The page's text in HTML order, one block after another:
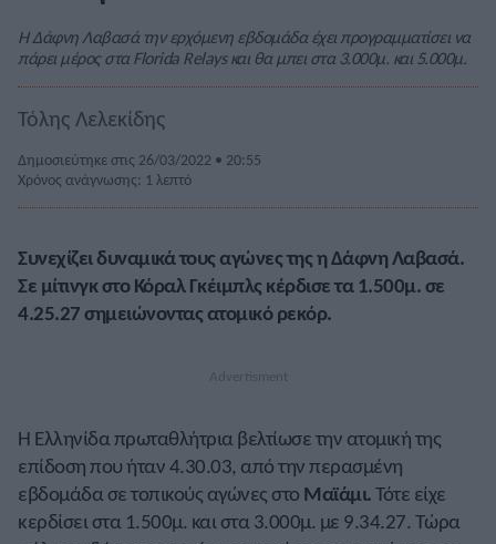
Η Δάφνη Λαβασά την ερχόμενη εβδομάδα έχει προγραμματίσει να
πάρει μέρος στα Florida Relays και θα μπει στα 3.000μ. και 5.000μ.
Τόλης Λελεκίδης
Δημοσιεύτηκε στις 26/03/2022 • 20:55
Χρόνος ανάγνωσης: 1 λεπτό
Συνεχίζει δυναμικά τους αγώνες της η Δάφνη Λαβασά.
Σε μίτινγκ στο Κόραλ Γκέιμπλς κέρδισε τα 1.500μ. σε
4.25.27 σημειώνοντας ατομικό ρεκόρ.
Η Ελληνίδα πρωταθλήτρια βελτίωσε την ατομική της
επίδοση που ήταν 4.30.03, από την περασμένη
εβδομάδα σε τοπικούς αγώνες στο Μαϊάμι.Τότε είχε
κερδίσει στα 1.500μ. και στα 3.000μ. με 9.34.27. Τώρα